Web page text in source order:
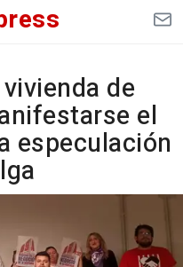
de
el
especulación